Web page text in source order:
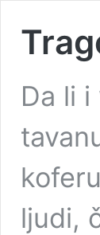
Da li
ljudi,